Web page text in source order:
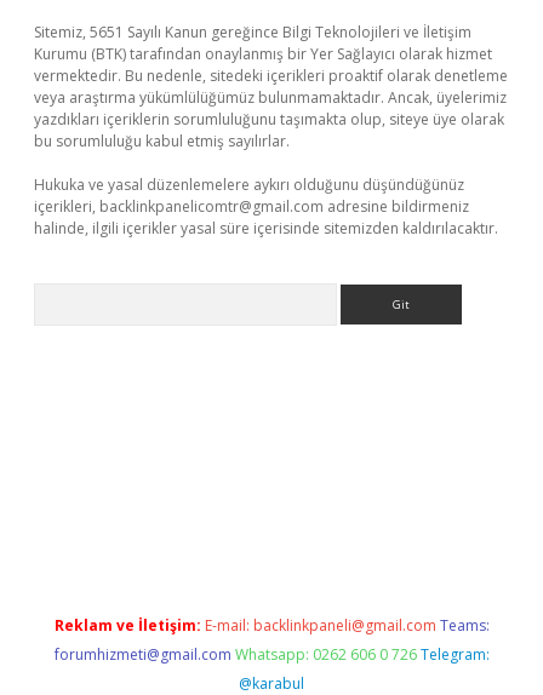
Sitemiz, 5651 Sayılı Kanun gereğince Bilgi Teknolojileri ve İletişim
Kurumu (BTK) tarafından onaylanmış bir Yer Sağlayıcı olarak hizmet
vermektedir. Bu nedenle, sitedeki içerikleri proaktif olarak denetleme
veya araştırma yükümlülüğümüz bulunmamaktadır. Ancak, üyelerimiz
yazdıkları içeriklerin sorumluluğunu taşımakta olup, siteye üye olarak
bu sorumluluğu kabul etmiş sayılırlar.
Hukuka ve yasal düzenlemelere aykırı olduğunu düşündüğünüz
içerikleri, backlinkpanelicomtr@gmail.com adresine bildirmeniz
halinde, ilgili içerikler yasal süre içerisinde sitemizden kaldırılacaktır.
Reklam ve İletişim: E-mail: backlinkpaneli@gmail.com Teams:
forumhizmeti@gmail.com Whatsapp: 0262 606 0 726 Telegram:
@karabul